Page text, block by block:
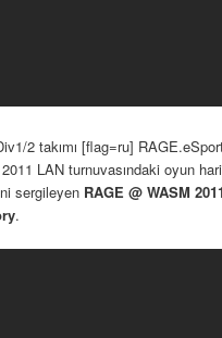
2 takımı [flag=ru]
LAN turnuvasındaki oyun
sergileyen RAGE @ WASM 2011
.